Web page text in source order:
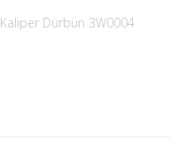
Kaliper Dürbün 3W0004